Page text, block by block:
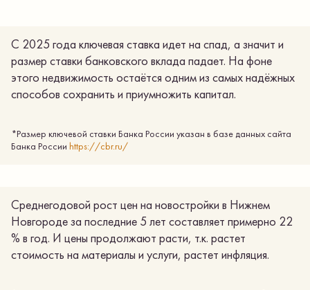
С 2025 года ключевая ставка идет на спад, а значит и
размер ставки банковского вклада падает. На фоне
этого недвижимость остаётся одним из самых надёжных
способов сохранить и приумножить капитал.
*Размер ключевой ставки Банка России указан в базе данных сайта
Банка России https://cbr.ru/
Среднегодовой рост цен на новостройки в Нижнем
Новгороде за последние 5 лет составляет примерно 22
% в год. И цены продолжают расти, т.к. растет
стоимость на материалы и услуги, растет инфляция.